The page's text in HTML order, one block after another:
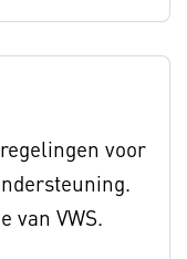
voor
van VWS.